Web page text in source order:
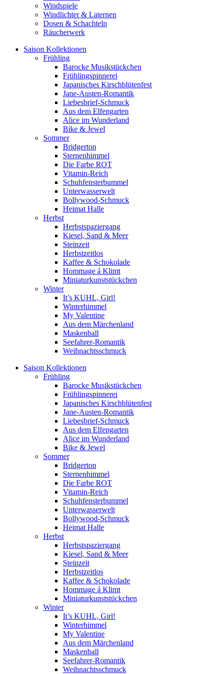
Windspiele
Windlichter & Laternen
Dosen & Schachteln
Räucherwerk
Saison Kollektionen
Frühling
Barocke Musikstückchen
Frühlingspinnerei
Japanisches Kirschblütenfest
Jane-Austen-Romantik
Liebesbrief-Schmuck
Aus dem Elfengarten
Alice im Wunderland
Bike & Jewel
Sommer
Bridgerton
Sternenhimmel
Die Farbe ROT
Vitamin-Reich
Schuhfensterbummel
Unterwasserwelt
Bollywood-Schmuck
Heimat Halle
Herbst
Herbstspaziergang
Kiesel, Sand & Meer
Steinzeit
Herbstzeitlos
Kaffee & Schokolade
Hommage á Klimt
Miniaturkunststückchen
Winter
It’s KUHL, Girl!
Winterhimmel
My Valentine
Aus dem Märchenland
Maskenball
Seefahrer-Romantik
Weihnachtsschmuck
Saison Kollektionen
Frühling
Barocke Musikstückchen
Frühlingspinnerei
Japanisches Kirschblütenfest
Jane-Austen-Romantik
Liebesbrief-Schmuck
Aus dem Elfengarten
Alice im Wunderland
Bike & Jewel
Sommer
Bridgerton
Sternenhimmel
Die Farbe ROT
Vitamin-Reich
Schuhfensterbummel
Unterwasserwelt
Bollywood-Schmuck
Heimat Halle
Herbst
Herbstspaziergang
Kiesel, Sand & Meer
Steinzeit
Herbstzeitlos
Kaffee & Schokolade
Hommage á Klimt
Miniaturkunststückchen
Winter
It’s KUHL, Girl!
Winterhimmel
My Valentine
Aus dem Märchenland
Maskenball
Seefahrer-Romantik
Weihnachtsschmuck